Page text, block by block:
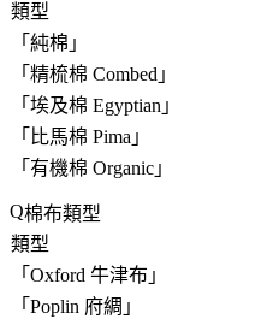
類型
「 純棉 」
「 精梳棉 Combed 」
「 埃及棉 Egyptian 」
「 比馬棉 Pima 」
「 有機棉 Organic 」
棉布類型
類型
「 Oxford 牛津布 」
「 Poplin 府綢 」